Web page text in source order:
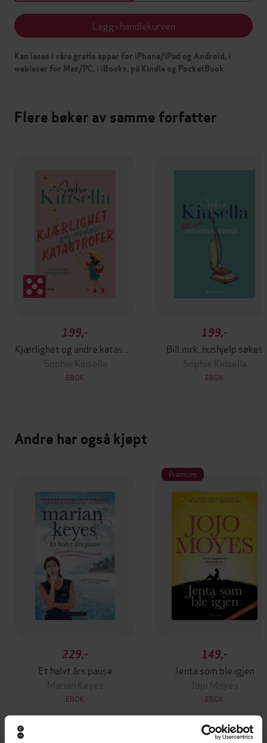
Legg i handlekurven
Kan leses i våre gratis apper for iPhone/iPad og Android, i
webleser for Mac/PC, i iBooks, på Kindle og PocketBook
Flere bøker av samme forfatter
199,-
Sophie Kinsella
EBOK
199,-
Bill.mrk. hushjelp søkes
Sophie Kinsella
EBOK
Andre har også kjøpt
229,-
Et halvt års pause
Marian Keyes
EBOK
Premium
149,-
Jenta som ble igjen
Jojo Moyes
EBOK